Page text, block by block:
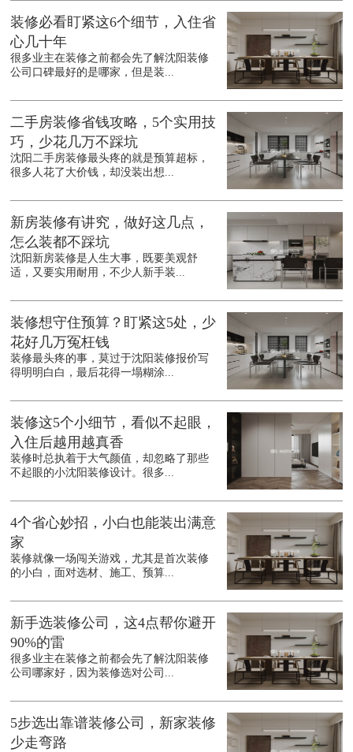
装修必看盯紧这6个细节，入住省
心几十年
很多业主在装修之前都会先了解沈阳装修
公司口碑最好的是哪家，但是装...
二手房装修省钱攻略，5个实用技
巧，少花几万不踩坑
沈阳二手房装修最头疼的就是预算超标，
很多人花了大价钱，却没装出想...
新房装修有讲究，做好这几点，
怎么装都不踩坑
沈阳新房装修是人生大事，既要美观舒
适，又要实用耐用，不少人新手装...
装修想守住预算？盯紧这5处，少
花好几万冤枉钱
装修最头疼的事，莫过于沈阳装修报价写
得明明白白，最后花得一塌糊涂...
装修这5个小细节，看似不起眼，
入住后越用越真香
装修时总执着于大气颜值，却忽略了那些
不起眼的小沈阳装修设计。很多...
4个省心妙招，小白也能装出满意
家
装修就像一场闯关游戏，尤其是首次装修
的小白，面对选材、施工、预算...
新手选装修公司，这4点帮你避开
90%的雷
很多业主在装修之前都会先了解沈阳装修
公司哪家好，因为装修选对公司...
5步选出靠谱装修公司，新家装修
少走弯路